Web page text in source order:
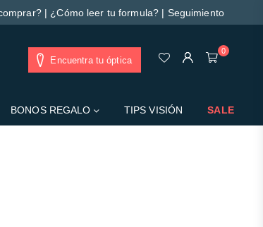
| ¿Cómo leer tu formula? | Seguimiento
Encuentra tu óptica
0
BONOS REGALO TIPS VISIÓN SALE